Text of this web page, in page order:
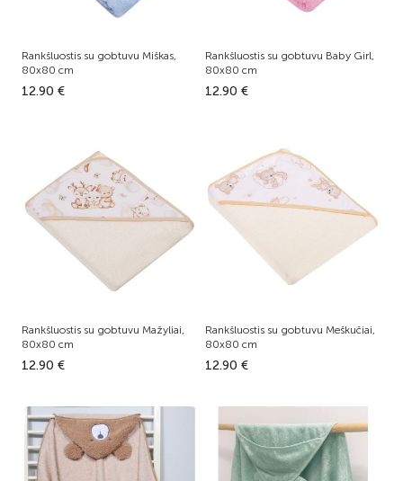
Rankšluostis su gobtuvu Miškas,
80x80 cm
12.90 €
Rankšluostis su gobtuvu Baby Girl,
80x80 cm
12.90 €
Rankšluostis su gobtuvu Mažyliai,
80x80 cm
12.90 €
Rankšluostis su gobtuvu Meškučiai,
80x80 cm
12.90 €